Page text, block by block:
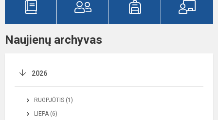
Naujienų archyvas
2026
RUGPJŪTIS (1)
LIEPA (6)